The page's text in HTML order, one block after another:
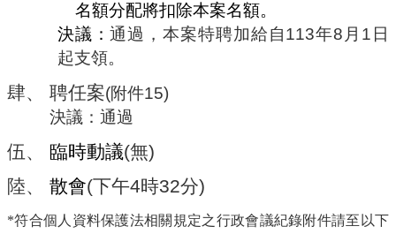
名額分配將扣除本案名額。
決議：通過，本案特聘加給自113年8 月 1 日
起支領。
肆、 聘任案(附件15)
決議：通過
伍、 臨時動議(無)
陸、
散會(下午4時32分)
*符合個人資料保護法相關規定之行政會議紀錄附件請至以下